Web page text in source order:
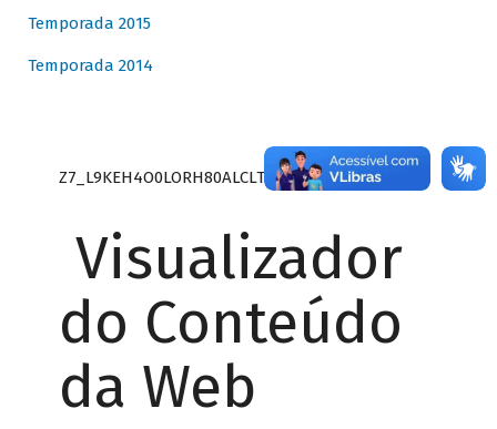
Temporada 2015
Temporada 2014
Z7_L9KEH4O0LORH80ALCLTPF80S27
Visualizador
do Conteúdo
da Web